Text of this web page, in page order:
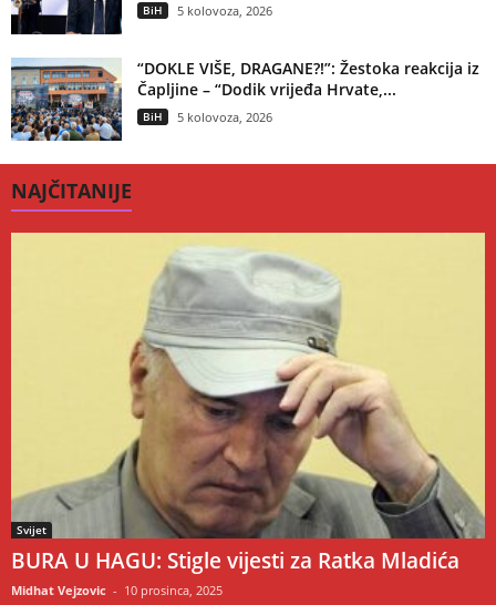
BiH 5 kolovoza, 2026
“DOKLE VIŠE, DRAGANE?!”: Žestoka reakcija iz
Čapljine – “Dodik vrijeđa Hrvate,...
BiH 5 kolovoza, 2026
NAJČITANIJE
Svijet
BURA U HAGU: Stigle vijesti za Ratka Mladića
Midhat Vejzovic - 10 prosinca, 2025